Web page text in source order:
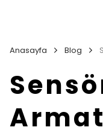
Anasayfa Blog